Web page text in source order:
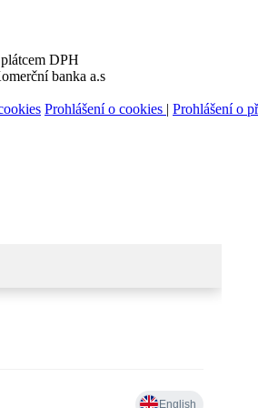
DPH
banka a.s
Prohlášení o cookies | Prohlášení o